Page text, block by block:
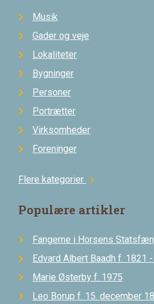
Musik
Gader og veje
Lokaliteter
Bygninger
Personer
Portrætter
Virksomheder
Foreninger
Flere kategorier chevron_right
Populære artikler
Fangerne i Horsens
Edvard Albert Baadh f. 1821
Marie Østerby f. 1975
Leo Borup f. 15. december